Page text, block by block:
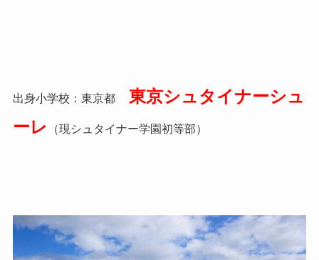
出身小学校：東京都
東京シュタイナーシュ
ーレ
（現シュタイナー学園初等部）